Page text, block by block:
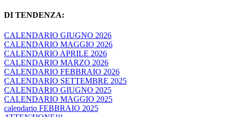
DI TENDENZA:
CALENDARIO GIUGNO 2026
CALENDARIO MAGGIO 2026
CALENDARIO APRILE 2026
CALENDARIO MARZO 2026
CALENDARIO FEBBRAIO 2026
CALENDARIO SETTEMBRE 2025
CALENDARIO GIUGNO 2025
CALENDARIO MAGGIO 2025
calendario FEBBRAIO 2025